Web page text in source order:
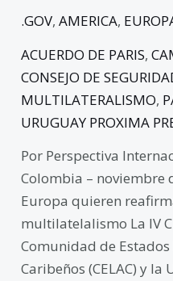
.GOV,AMERICA,
ACUERDO DE PARIS,
CONSEJO DE
MULTILATERALISMO,
URUGUAY PROXIMA
Por Perspectiva
Colombia – noviembre
Europa quieren
multilatelalismo La IV
Comunidad de
Caribeños (CELAC) y la